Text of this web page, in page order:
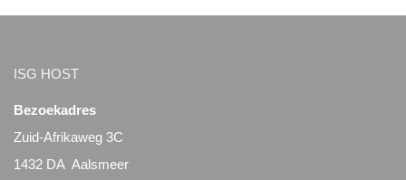
ISG HOST
Bezoekadres
Zuid-Afrikaweg 3C
1432 DA Aalsmeer